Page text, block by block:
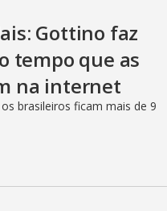
Gottino faz
tempo que as
na internet
brasileiros ficam mais de 9